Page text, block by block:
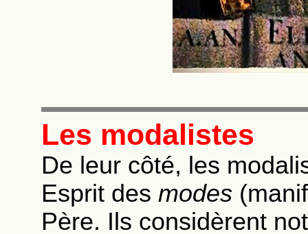
Les modalistes
De leur côté, les
Esprit des modes
Père. Ils considèrent